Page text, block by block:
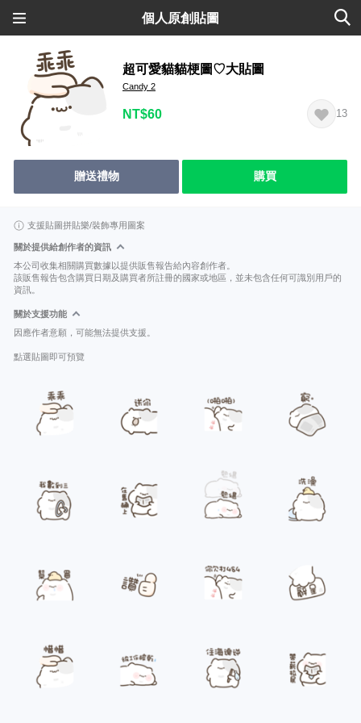
個人原創貼圖
超可愛貓貓梗圖♡大貼圖
Candy 2
NT$60 13
贈送禮物 購買
支援貼圖拼貼樂/裝飾專用圖案
關於提供給創作者的資訊
本公司收集相關購買數據以提供販售報告給內容創作者。
該販售報告包含購買日期及購買者所註冊的國家或地區，並未包含任何可識別用戶的
資訊。
關於支援功能
因應作者意願，可能無法提供支援。
點選貼圖即可預覽